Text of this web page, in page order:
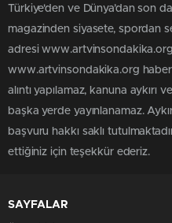
Türkiye'den ve Dünya’dan son
magazinden siyasete, spordan
adresi
www.artvinsondakika.org
alıntı yapılamaz, kanuna aykırı
başka yerde yayınlanamaz.
başvuru hakkı saklı
ettiğiniz için teşekkür ederiz.
SAYFALAR